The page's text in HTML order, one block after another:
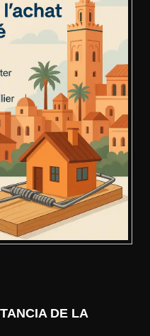
DE LA